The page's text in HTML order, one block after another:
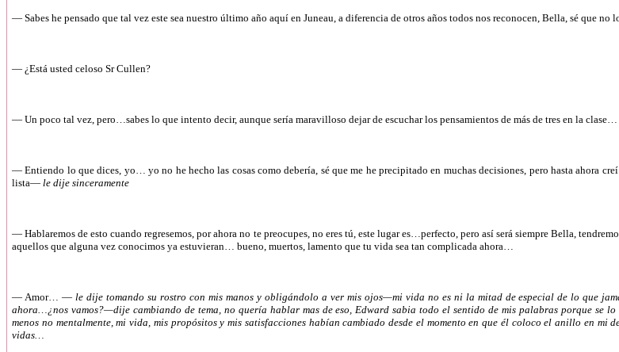
— Sabes he pensado que tal vez este sea nuestro último año aquí en Juneau, a diferencia de otros años todos nos reconocen, Bella, sé que
— ¿Está usted celoso Sr Cullen?
— Un poco tal vez, pero…sabes lo que intento decir, aunque sería maravilloso dejar de escuchar los pensamientos de más de tres en la clase…
— Entiendo lo que dices, yo… yo no he hecho las cosas como debería, sé que me he precipitado en muchas decisiones, pero hasta ahora
lista— le dije sinceramente
— Hablaremos de esto cuando regresemos, por ahora no te preocupes, no eres tú, este lugar es…perfecto, pero así será siempre Bella,
aquellos que alguna vez conocimos ya estuvieran… bueno, muertos, lamento que tu vida sea tan complicada ahora…
— Amor… —le dije tomando su rostro con mis manos y obligándolo a ver mis ojos—mi vida no es ni la mitad de especial de lo que
ahora…¿nos vamos?—dije cambiando de tema, no quería hablar mas de eso, Edward sabia todo el sentido de mis palabras porque se
menos no mentalmente, mi vida, mis propósitos y mis satisfacciones habían cambiado desde el momento en que él coloco el anillo en mi
vidas…